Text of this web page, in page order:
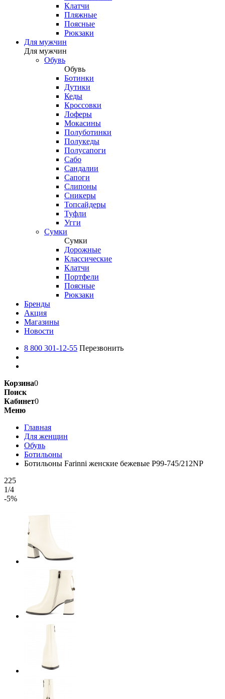
Клатчи
Пляжные
Поясные
Рюкзаки
Для мужчин
Для мужчин
Обувь
Обувь
Ботинки
Дутики
Кеды
Кроссовки
Лоферы
Мокасины
Полуботинки
Полукеды
Полусапоги
Сабо
Сандалии
Сапоги
Слипоны
Сникеры
Топсайдеры
Туфли
Угги
Сумки
Сумки
Дорожные
Классические
Клатчи
Портфели
Поясные
Рюкзаки
Бренды
Акция
Магазины
Новости
8 800 301-12-55 Перезвонить
Корзина0
Поиск
Кабинет0
Меню
Главная
Для женщин
Обувь
Ботильоны
Ботильоны Farinni женские бежевые P99-745/212NP
225
1/4
-5%